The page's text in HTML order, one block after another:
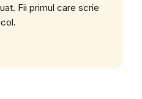
Fii primul care scrie